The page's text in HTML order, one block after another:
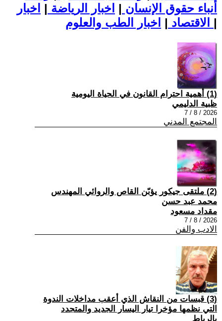
أنباء حقوق الإنسان | اخبار الرياضة | اخبار
الاقتصاد | |
(1) أهمية احترام القانون في الحياة اليومية
ظبية الدليمي
2026 / 8 / 7
المجتمع المدني
(2) ملتقى جيكور يؤبّن القاص والروائي المهندس
محمد عبد حسن
مقداد مسعود
2026 / 8 / 7
الادب والفن
(3) قبسات من النقاش الذي أعقب مداخلات الندوة
التي نظمها مؤخرا تيار اليسار الجديد والمتجدد
بالرباط